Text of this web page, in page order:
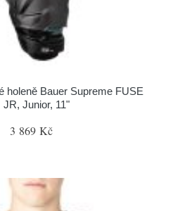
holeně Bauer Supreme FUSE
JR, Junior, 11"
3 869 Kč